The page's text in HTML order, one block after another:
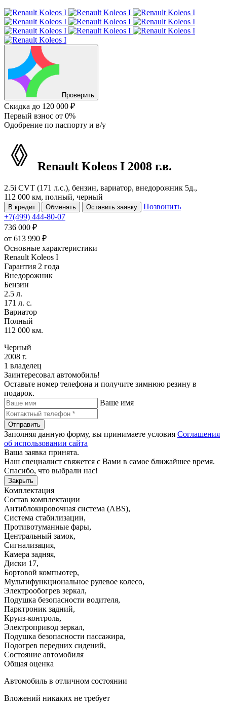
Проверить
Скидка до 120 000 ₽
Первый взнос от 0%
Одобрение по паспорту и в/у
Renault Koleos I 2008 г.в.
2.5i CVT (171 л.с.), бензин, вариатор, внедорожник 5д.,
112 000 км, полный, черный
В кредит Обменять Оставить заявку
Позвонить
+7(499) 444-80-07
736 000 ₽
от 613 990 ₽
Основные характеристики
Renault Koleos I
Гарантия 2 года
Внедорожник
Бензин
2.5 л.
171 л. с.
Вариатор
Полный
112 000 км.
Черный
2008 г.
1 владелец
Заинтересовал автомобиль!
Оставьте номер телефона и получите зимнюю резину в
подарок.
Ваше имя
Отправить
Заполняя данную форму, вы принимаете условия Соглашения
об использовании сайта
Ваша заявка принята.
Наш специалист свяжется с Вами в самое ближайшее время.
Спасибо, что выбрали нас!
Закрыть
Комплектация
Состав комплектации
Антиблокировочная система (ABS),
Система стабилизации,
Противотуманные фары,
Центральный замок,
Сигнализация,
Камера задняя,
Диски 17,
Бортовой компьютер,
Мультифункциональное рулевое колесо,
Электрообогрев зеркал,
Подушка безопасности водителя,
Парктроник задний,
Круиз-контроль,
Электропривод зеркал,
Подушка безопасности пассажира,
Подогрев передних сидений,
Состояние автомобиля
Общая оценка
Автомобиль в отличном состоянии
Вложений никаких не требует